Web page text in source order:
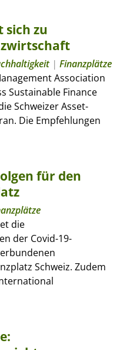
sich zu
| Finanzplätze
Association
Sustainable Finance
Schweizer Asset-
Die Empfehlungen
für den
die
der Covid-19-
Schweiz. Zudem